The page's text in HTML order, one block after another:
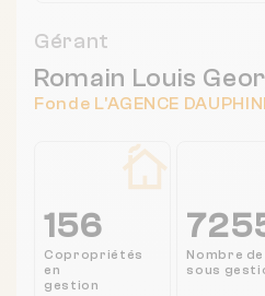
Gérant
Romain Louis
Fonde L'AGENCE
156
Copropriétés
en
gestion
Nombre
sous